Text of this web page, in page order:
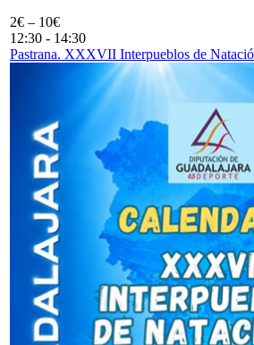
2€ – 10€
12:30 - 14:30
Pastrana. XXXVII Interpueblos de